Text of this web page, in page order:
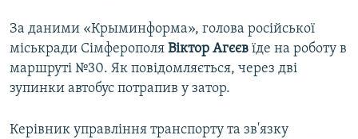
За даними «Крыминформа», голова російської
міськради Сімферополя Віктор Агєєв їде на роботу в
маршруті №30. Як повідомляється, через дві
зупинки автобус потрапив у затор.
Керівник управління транспорту та зв'язку